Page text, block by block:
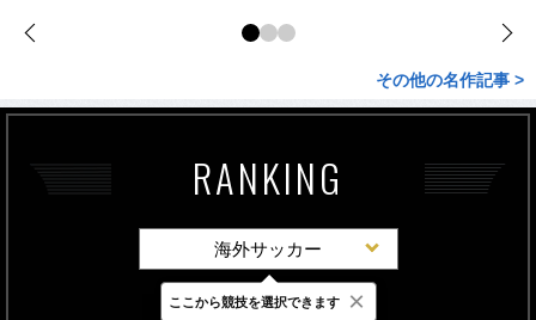
その他の名作記事 >
RANKING
海外サッカー
最新 24時間 週間
ここから競技を選択できます ×